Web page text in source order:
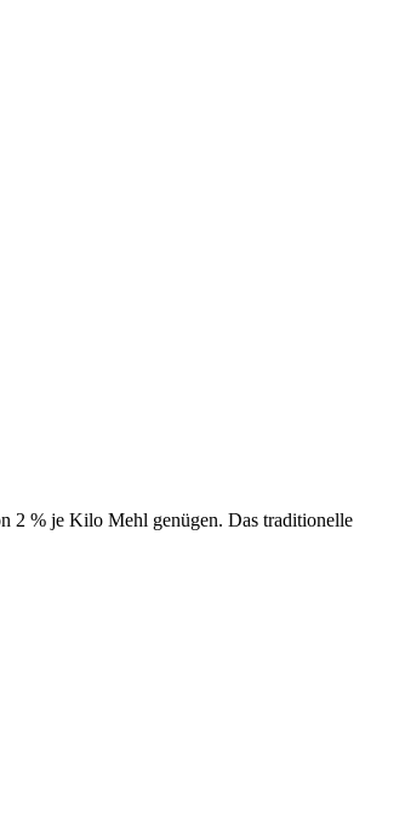
2 % je Kilo Mehl genügen. Das traditionelle